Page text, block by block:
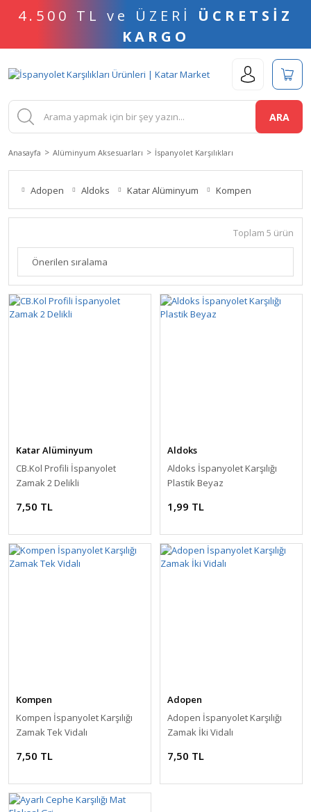
4.500 TL ve ÜZERİ ÜCRETSİZ
KARGO
ARA
Anasayfa Alüminyum Aksesuarları İspanyolet Karşılıkları
Adopen Aldoks Katar Alüminyum Kompen
Toplam 5 ürün
Katar Alüminyum
CB.Kol Profili İspanyolet
Zamak 2 Delikli
7,50 TL
Aldoks
Aldoks İspanyolet Karşılığı
Plastik Beyaz
1,99 TL
Kompen
Kompen İspanyolet Karşılığı
Zamak Tek Vidalı
7,50 TL
Adopen
Adopen İspanyolet Karşılığı
Zamak İki Vidalı
7,50 TL